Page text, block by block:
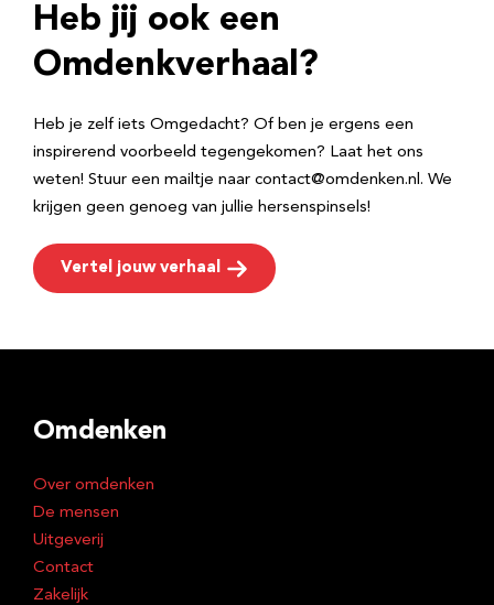
r
e
Heb jij ook een
Omdenkverhaal?
Heb je zelf iets Omgedacht? Of ben je ergens een
inspirerend voorbeeld tegengekomen? Laat het ons
weten! Stuur een mailtje naar contact@omdenken.nl. We
krijgen geen genoeg van jullie hersenspinsels!
Vertel jouw verhaal
Omdenken
Over omdenken
De mensen
Uitgeverij
Contact
Zakelijk